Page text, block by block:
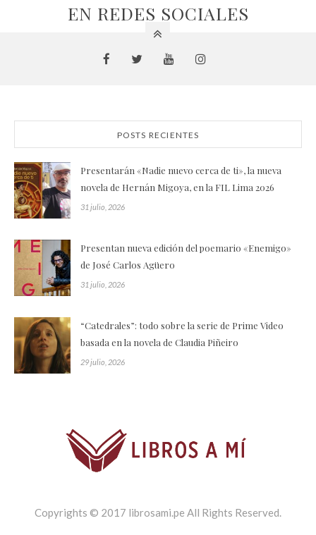
EN REDES SOCIALES
POSTS RECIENTES
Presentarán «Nadie nuevo cerca de ti», la nueva
novela de Hernán Migoya, en la FIL Lima 2026
31 julio, 2026
Presentan nueva edición del poemario «Enemigo»
de José Carlos Agüero
31 julio, 2026
“Catedrales”: todo sobre la serie de Prime Video
basada en la novela de Claudia Piñeiro
29 julio, 2026
Copyrights © 2017 librosami.pe All Rights Reserved.